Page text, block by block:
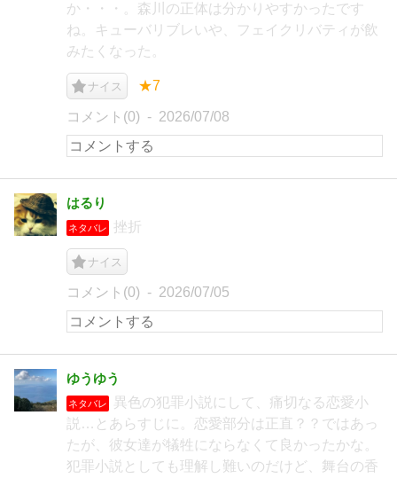
か・・・。森川の正体は分かりやすかったです
ね。キューバリブレいや、フェイクリバティが飲
みたくなった。
ナイス ★7
コメント(0) 2026/07/08
はるり
ネタバレ 挫折
ナイス
コメント(0) 2026/07/05
ゆうゆう
ネタバレ
異色の犯罪小説にして、痛切なる恋愛小
説…とあらすじに。恋愛部分は正直？？ではあっ
たが、彼女達が犠牲にならなくて良かったかな。
犯罪小説としても理解し難いのだけど、舞台の香